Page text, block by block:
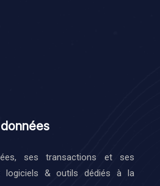
ses transactions et ses
logiciels & outils dédiés à la